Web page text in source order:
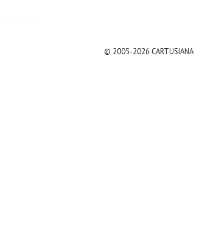
© 2005-2026 CARTUSIANA